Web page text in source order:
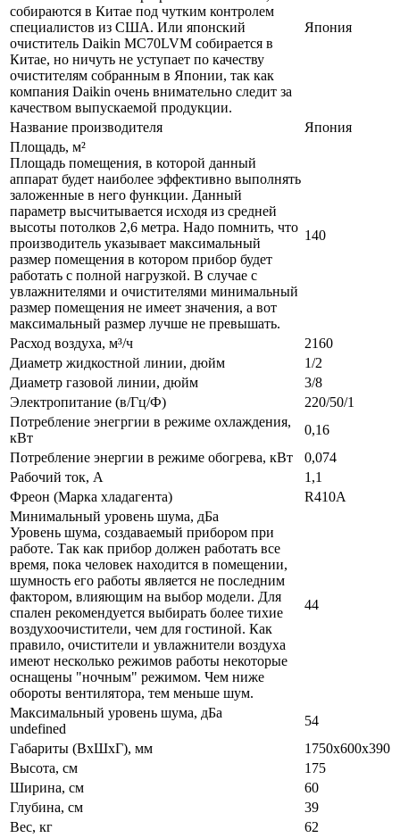
собираются в Китае под чутким контролем
специалистов из США. Или японский
очиститель Daikin MC70LVM собирается в
Китае, но ничуть не уступает по качеству
очистителям собранным в Японии, так как
компания Daikin очень внимательно следит за
качеством выпускаемой продукции.
Япония
Название производителя
Япония
Площадь, м²
Площадь помещения, в которой данный
аппарат будет наиболее эффективно выполнять
заложенные в него функции. Данный
параметр высчитывается исходя из средней
высоты потолков 2,6 метра. Надо помнить, что
производитель указывает максимальный
размер помещения в котором прибор будет
работать с полной нагрузкой. В случае с
увлажнителями и очистителями минимальный
размер помещения не имеет значения, а вот
максимальный размер лучше не превышать.
140
Расход воздуха, м³/ч
2160
Диаметр жидкостной линии, дюйм
1/2
Диаметр газовой линии, дюйм
3/8
Электропитание (в/Гц/Ф)
220/50/1
Потребление энегргии в режиме охлаждения,
кВт
0,16
Потребление энергии в режиме обогрева, кВт
0,074
Рабочий ток, А
1,1
Фреон (Марка хладагента)
R410A
Минимальный уровень шума, дБа
Уровень шума, создаваемый прибором при
работе. Так как прибор должен работать все
время, пока человек находится в помещении,
шумность его работы является не последним
фактором, влияющим на выбор модели. Для
спален рекомендуется выбирать более тихие
воздухоочистители, чем для гостиной. Как
правило, очистители и увлажнители воздуха
имеют несколько режимов работы некоторые
оснащены "ночным" режимом. Чем ниже
обороты вентилятора, тем меньше шум.
44
Максимальный уровень шума, дБа
undefined
54
Габариты (ВxШxГ), мм
1750х600х390
Высота, см
175
Ширина, см
60
Глубина, см
39
Вес, кг
62